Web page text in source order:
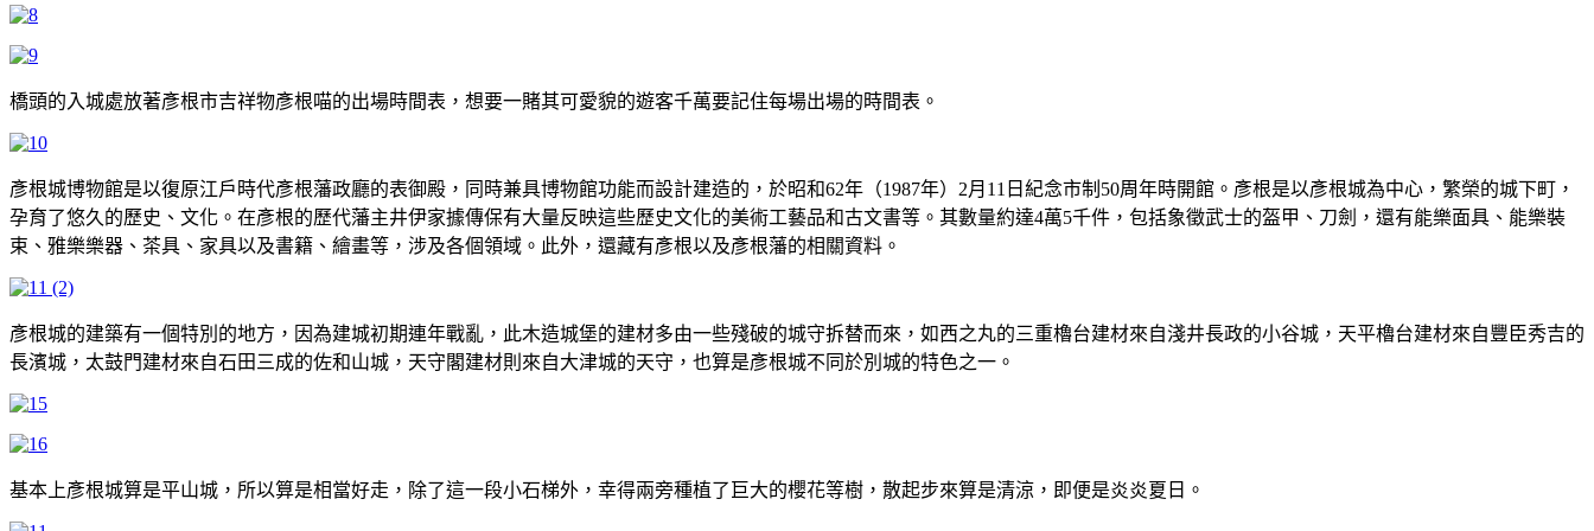
橋頭的入城處放著彥根市吉祥物彥根喵的出場時間表，想要一賭其可愛貌的遊客千萬要記住每場出場的時間表。
彥根城博物館是以復原江戶時代彥根藩政廳的表御殿，同時兼具博物館功能而設計建造的，於昭和62年（1987年）2月11日紀念市制50周年時開館。彥根是以彥根城為中心，繁榮的城下町，
孕育了悠久的歷史、文化。在彥根的歷代藩主井伊家據傳保有大量反映這些歷史文化的美術工藝品和古文書等。其數量約達4萬5千件，包括象徵武士的盔甲、刀劍，還有能樂面具、能樂裝
束、雅樂樂器、茶具、家具以及書籍、繪畫等，涉及各個領域。此外，還藏有彥根以及彥根藩的相關資料。
彥根城的建築有一個特別的地方，因為建城初期連年戰亂，此木造城堡的建材多由一些殘破的城守拆替而來，如西之丸的三重櫓台建材來自淺井長政的小谷城，天平櫓台建材來自豐臣秀吉的
長濱城，太鼓門建材來自石田三成的佐和山城，天守閣建材則來自大津城的天守，也算是彥根城不同於別城的特色之一。
基本上彥根城算是平山城，所以算是相當好走，除了這一段小石梯外，幸得兩旁種植了巨大的櫻花等樹，散起步來算是清涼，即便是炎炎夏日。